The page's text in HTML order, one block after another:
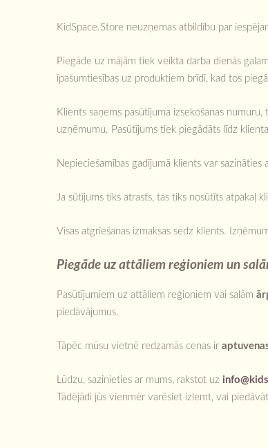
KidSpace.Store neuzņemas atbildību par
Piegāde uz mājām tiek veikta darba dienās
īpašumtiesības uz produktiem brīdī, kad tos
Klients saņems pasūtījuma izsekošanas
uzņēmumu. Pasūtījums tiek piegādāts līdz
Nepieciešamības gadījumā klients var
Ja sūtījums tiks atrasts, tas tiks nosūtīts atpakaļ
Visas atgriešanas izmaksas sedz klients.
Piegāde uz attāliem reģioniem un
Pasūtījumiem uz attāliem reģioniem vai salām
piedāvājumus.
Tāpēc mūsu vietnē redzamās cenas ir
Lūdzu, sazinieties ar mums, rakstot uz
Tādējādi jūs vienmēr varēsiet izlemt, vai